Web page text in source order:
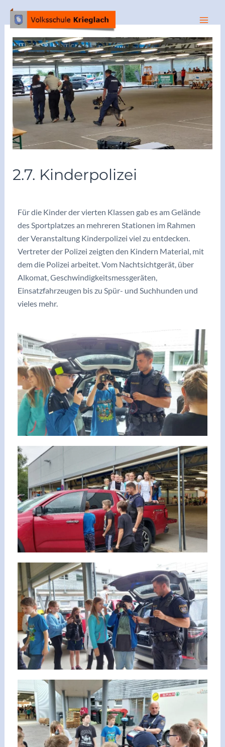
2.7. Kinderpolizei
Für die Kinder der vierten Klassen gab es am Gelände
des Sportplatzes an mehreren Stationen im Rahmen
der Veranstaltung Kinderpolizei viel zu entdecken.
Vertreter der Polizei zeigten den Kindern Material, mit
dem die Polizei arbeitet. Vom Nachtsichtgerät, über
Alkomat, Geschwindigkeitsmessgeräten,
Einsatzfahrzeugen bis zu Spür- und Suchhunden und
vieles mehr.